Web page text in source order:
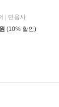
민음사
원 (10% 할인)